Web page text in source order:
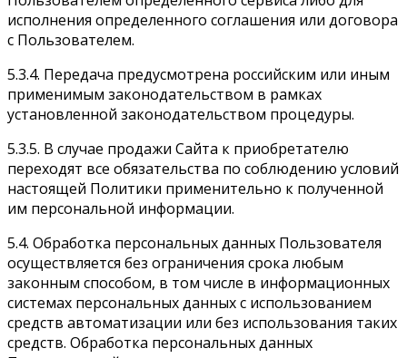
исполнения определенного соглашения или договора
с Пользователем.
5.3.4. Передача предусмотрена российским или иным
применимым законодательством в рамках
установленной законодательством процедуры.
5.3.5. В случае продажи Сайта к приобретателю
переходят все обязательства по соблюдению условий
настоящей Политики применительно к полученной
им персональной информации.
5.4. Обработка персональных данных Пользователя
осуществляется без ограничения срока любым
законным способом, в том числе в информационных
системах персональных данных с использованием
средств автоматизации или без использования таких
средств. Обработка персональных данных